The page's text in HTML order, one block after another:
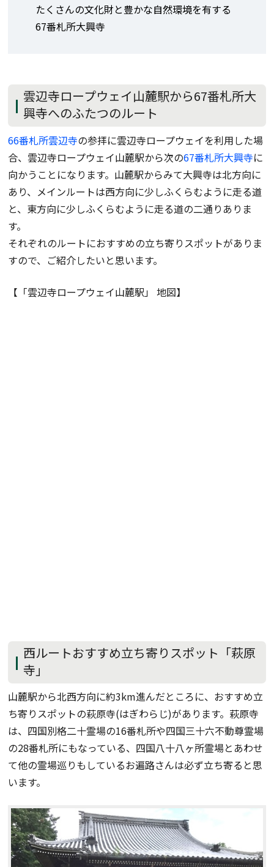
たくさんの文化財と豊かな自然環境を有する
67番札所大興寺
雲辺寺ロープウェイ山麓駅から67番札所大
興寺へのふたつのルート
66番札所雲辺寺の参拝に雲辺寺ロープウェイを利用した場
合、雲辺寺ロープウェイ山麓駅から次の67番札所大興寺に
向かうことになります。山麓駅からみて大興寺は北方向に
あり、メインルートは西方向に少しふくらむように走る道
と、東方向に少しふくらむように走る道の二通りありま
す。
それぞれのルートにおすすめの立ち寄りスポットがありま
すので、ご紹介したいと思います。
【「雲辺寺ロープウェイ山麓駅」 地図】
西ルートおすすめ立ち寄りスポット「萩原
寺」
山麓駅から北西方向に約3km進んだところに、おすすめ立
ち寄りスポットの萩原寺(はぎわらじ)があります。萩原寺
は、四国別格二十霊場の16番札所や四国三十六不動尊霊場
の28番札所にもなっている、四国八十八ヶ所霊場とあわせ
て他の霊場巡りもしているお遍路さんは必ず立ち寄ると思
います。